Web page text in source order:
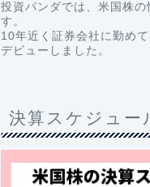
投資パンダでは、米国株の
す。
10年近く証券会社に勤め
デビューしました。
決算スケジュー